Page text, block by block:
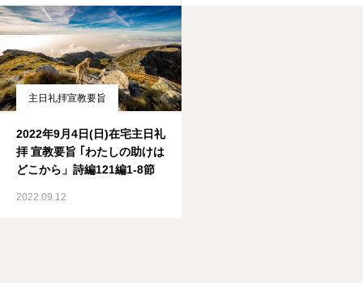
主日礼拝宣教要旨
2022年9月4日(日)在宅主日礼
拝 宣教要旨 ｢わたしの助けは
どこから」詩編121編1-8節
2022.09.12